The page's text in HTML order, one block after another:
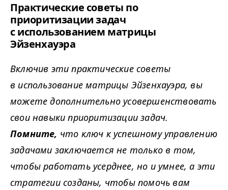
Практические советы по
приоритизации задач
с использованием матрицы
Эйзенхауэра
Включив эти практические советы
в использование матрицы Эйзенхауэра, вы
можете дополнительно усовершенствовать
свои навыки приоритизации задач.
Помните, что ключ к успешному управлению
задачами заключается не только в том,
чтобы работать усерднее, но и умнее, а эти
стратегии созданы, чтобы помочь вам